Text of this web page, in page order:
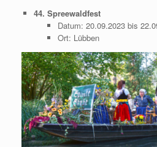
44. Spreewaldfest
Datum: 20.09.2023 bis
Ort: Lübben